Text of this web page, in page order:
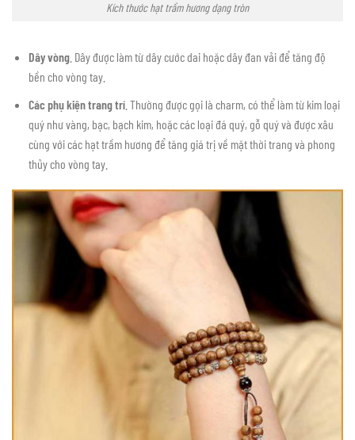
Kích thước hạt trầm hương dạng tròn
Dây vòng. Dây được làm từ dây cước dai hoặc dây đan vải để tăng độ
bền cho vòng tay.
Các phụ kiện trang trí. Thường được gọi là charm, có thể làm từ kim loại
quý như vàng, bạc, bạch kim, hoặc các loại đá quý, gỗ quý và được xâu
cùng với các hạt trầm hương để tăng giá trị về mặt thời trang và phong
thủy cho vòng tay.